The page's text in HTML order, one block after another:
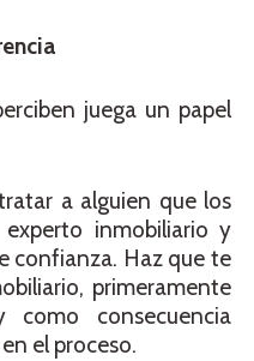
juega un papel
a alguien que los
inmobiliario y
confianza. Haz que te
primeramente
como consecuencia
el proceso.